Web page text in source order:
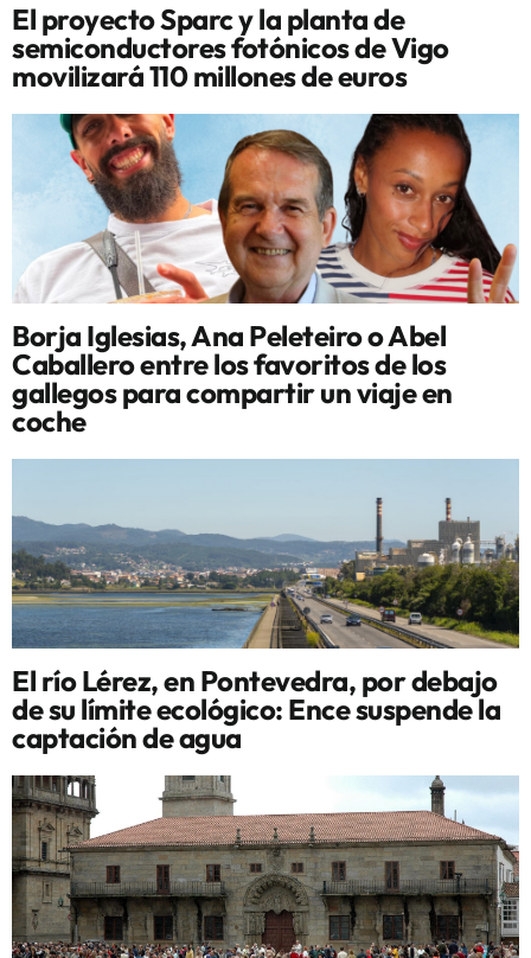
El proyecto Sparc y la planta de
semiconductores fotónicos de Vigo
movilizará 110 millones de euros
Borja Iglesias, Ana Peleteiro o Abel
Caballero entre los favoritos de los
gallegos para compartir un viaje en
coche
El río Lérez, en Pontevedra, por debajo
de su límite ecológico: Ence suspende la
captación de agua